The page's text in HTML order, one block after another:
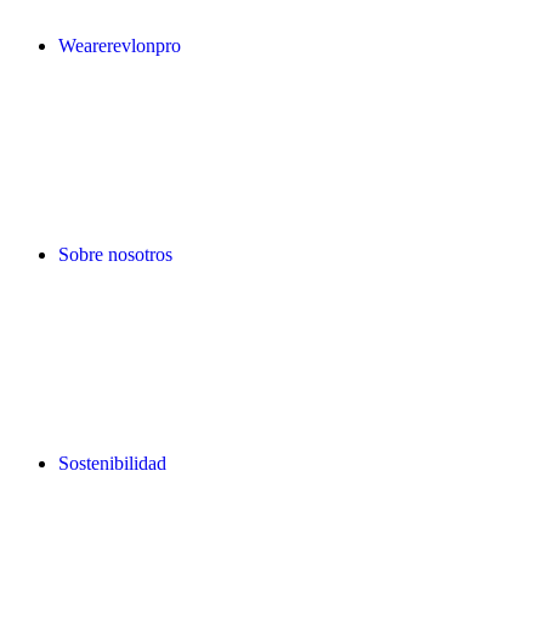
Wearerevlonpro
Sobre nosotros
Sostenibilidad